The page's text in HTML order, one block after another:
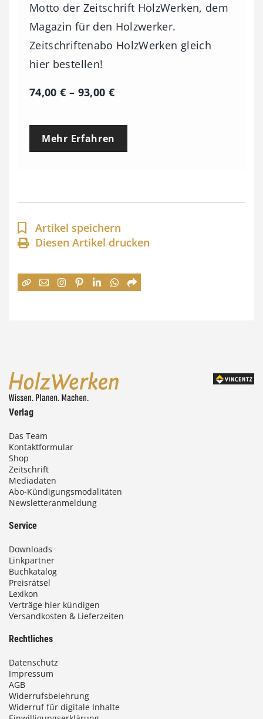
Motto der Zeitschrift HolzWerken, dem
Magazin für den Holzwerker.
Zeitschriftenabo HolzWerken gleich
hier bestellen!
74,00€ – 93,00 €P
e
p
a
n
e
0
€
Mehr Erfahren
Artikel speichern
Diesen Artikel drucken
Verlag
Das Team
Kontaktformular
Shop
Zeitschrift
Mediadaten
Abo-Kündigungsmodalitäten
Newsletteranmeldung
Service
Downloads
Linkpartner
Buchkatalog
Preisrätsel
Lexikon
Verträge hier kündigen
Versandkosten & Lieferzeiten
Rechtliches
Datenschutz
Impressum
AGB
Widerrufsbelehrung
Widerruf für digitale Inhalte